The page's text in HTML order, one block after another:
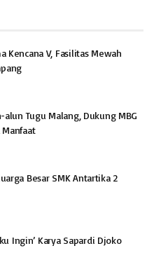
Kencana V, Fasilitas Mewah
Tugu Malang, Dukung MBG
Besar SMK Antartika 2
Ingin’ Karya Sapardi Djoko